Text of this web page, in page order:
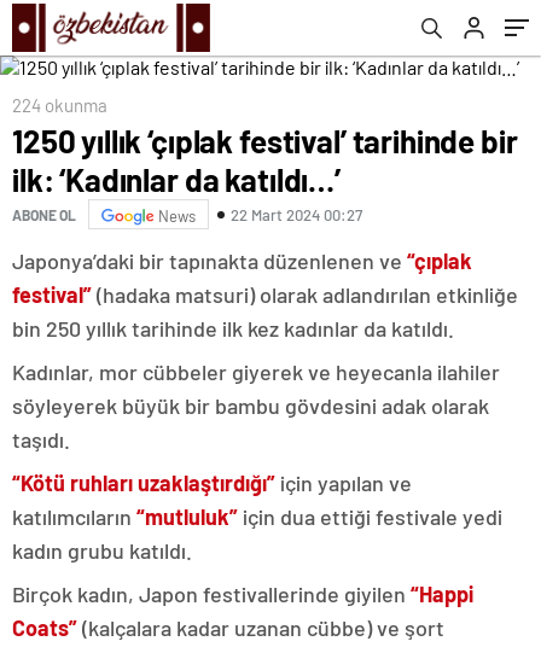
224 okunma
1250 yıllık ‘çıplak festival’ tarihinde bir
ilk: ‘Kadınlar da katıldı…’
ABONE OL News 22 Mart 2024 00:27
Japonya’daki bir tapınakta düzenlenen ve “çıplak
festival”(hadaka matsuri) olarak adlandırılan etkinliğe
bin 250 yıllık tarihinde ilk kez kadınlar da katıldı.
Kadınlar, mor cübbeler giyerek ve heyecanla ilahiler
söyleyerek büyük bir bambu gövdesini adak olarak
taşıdı.
“Kötü ruhları uzaklaştırdığı” için yapılan ve
katılımcıların “mutluluk” için dua ettiği festivale yedi
kadın grubu katıldı.
Birçok kadın, Japon festivallerinde giyilen “Happi
Coats”(kalçalara kadar uzanan cübbe) ve şort